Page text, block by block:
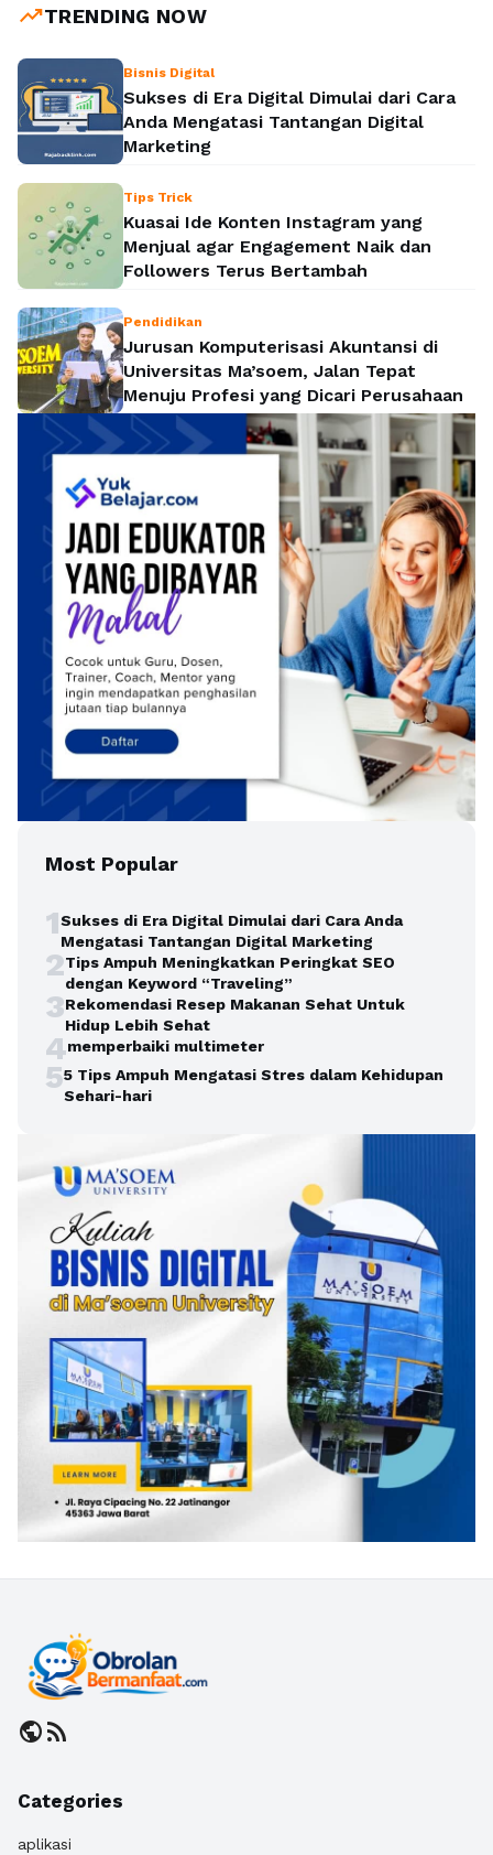
trending_upTRENDING NOW
Bisnis Digital
Sukses di Era Digital Dimulai dari Cara
Anda Mengatasi Tantangan Digital
Marketing
Tips Trick
Kuasai Ide Konten Instagram yang
Menjual agar Engagement Naik dan
Followers Terus Bertambah
Pendidikan
Jurusan Komputerisasi Akuntansi di
Universitas Ma’soem, Jalan Tepat
Menuju Profesi yang Dicari Perusahaan
Most Popular
1Sukses di Era Digital Dimulai dari Cara Anda
Mengatasi Tantangan Digital Marketing
2Tips Ampuh Meningkatkan Peringkat SEO
dengan Keyword “Traveling”
3Rekomendasi Resep Makanan Sehat Untuk
Hidup Lebih Sehat
4memperbaiki multimeter
55 Tips Ampuh Mengatasi Stres dalam Kehidupan
Sehari-hari
publicrss_feed
Categories
aplikasi